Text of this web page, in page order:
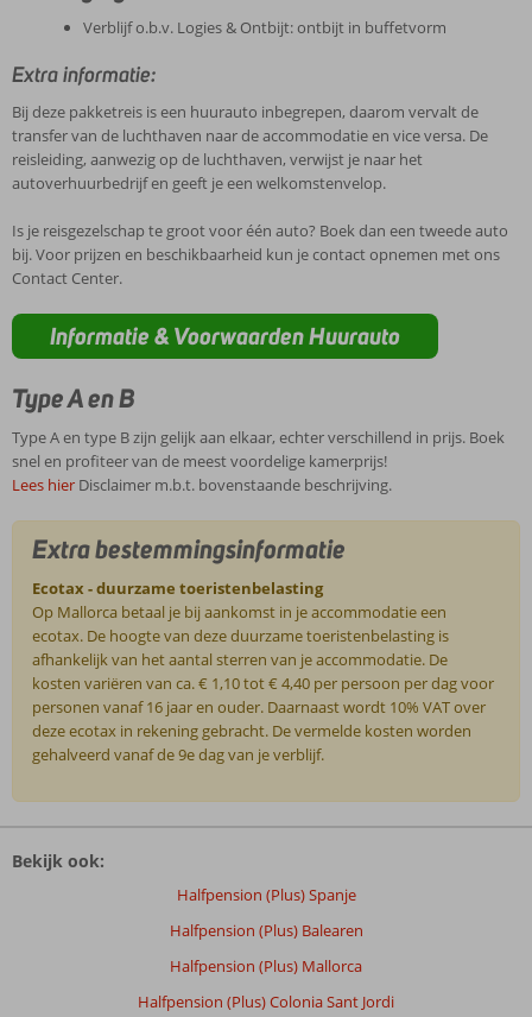
Verblijf o.b.v. Logies & Ontbijt: ontbijt in buffetvorm
Extra informatie:
Bij deze pakketreis is een huurauto inbegrepen, daarom vervalt de
transfer van de luchthaven naar de accommodatie en vice versa. De
reisleiding, aanwezig op de luchthaven, verwijst je naar het
autoverhuurbedrijf en geeft je een welkomstenvelop.
Is je reisgezelschap te groot voor één auto? Boek dan een tweede auto
bij. Voor prijzen en beschikbaarheid kun je contact opnemen met ons
Contact Center.
Informatie & Voorwaarden Huurauto
Type A en B
Type A en type B zijn gelijk aan elkaar, echter verschillend in prijs. Boek
snel en profiteer van de meest voordelige kamerprijs!
Lees hier Disclaimer m.b.t. bovenstaande beschrijving.
Extra bestemmingsinformatie
Ecotax - duurzame toeristenbelasting
Op Mallorca betaal je bij aankomst in je accommodatie een
ecotax. De hoogte van deze duurzame toeristenbelasting is
afhankelijk van het aantal sterren van je accommodatie. De
kosten variëren van ca. € 1,10 tot € 4,40 per persoon per dag voor
personen vanaf 16 jaar en ouder. Daarnaast wordt 10% VAT over
deze ecotax in rekening gebracht. De vermelde kosten worden
gehalveerd vanaf de 9e dag van je verblijf.
zijn
Bekijk ook:
Halfpension (Plus) Spanje
Halfpension (Plus) Balearen
Halfpension (Plus) Mallorca
Halfpension (Plus) Colonia Sant Jordi